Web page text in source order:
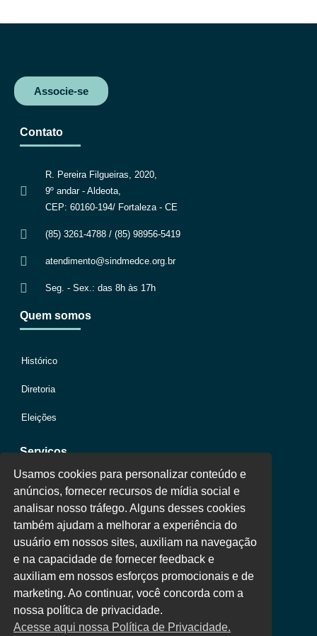
Associe-se
Contato
R. Pereira Filgueiras, 2020,
9º andar - Aldeota,
CEP: 60160-194/ Fortaleza - CE
(85) 3261-4788 / (85) 98956-5419
atendimento@sindmedce.org.br
Seg. - Sex.: das 8h às 17h
Quem somos
Histórico
Diretoria
Eleições
Serviços
Jurídico
Oportunidades
Clube de Vantagens
Área Colaborador
Usamos cookies para personalizar conteúdo e
anúncios, fornecer recursos de mídia social e
analisar nosso tráfego. Alguns desses cookies
também ajudam a melhorar a experiência do
usuário em nossos sites, auxiliam na navegação
e na capacidade de fornecer feedback e
auxiliam em nossos esforços promocionais e de
marketing. Ao continuar, você concorda com a
nossa política de privacidade.
Acesse aqui nossa Política de Privacidade.